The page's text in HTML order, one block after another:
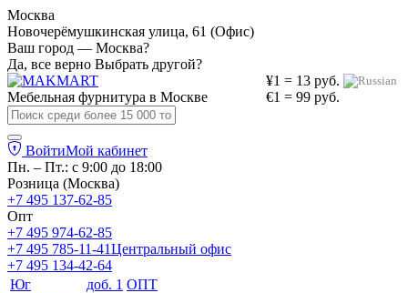
Москва
Новочерёмушкинская улица, 61 (Офис)
Ваш город — Москва?
Да, все верно Выбрать другой?
¥1 = 13 руб.
€1 = 99 руб.
Мебельная фурнитура в Москве
ВойтиМой кабинет
Пн. – Пт.: с 9:00 до 18:00
Розница (Москва)
+7 495 137-62-85
Опт
+7 495 974-62-85
+7 495 785-11-41Центральный офис
+7 495 134-42-64
Юг
доб. 1 ОПТ